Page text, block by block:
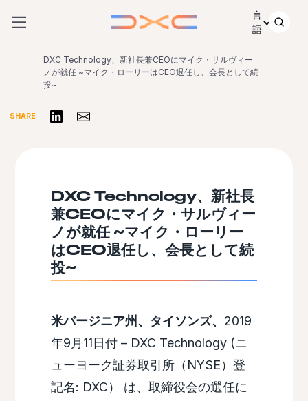
言
語
DXC Technology、新社長兼CEOにマイク・サルヴィー
ノが就任 ~マイク・ローリーはCEO退任し、会長として続
投~
SHARE リンクトインで共有する
Share via Email
DXC Technology、新社長
兼CEOにマイク・サルヴィー
ノが就任 ~マイク・ローリー
はCEO退任し、会長として続
投~
米バージニア州、タイソンズ、 2019
年9月11日付 – DXC Technology (ニ
ューヨーク証券取引所（NYSE）登
記名: DXC） は、取締役会の選任に